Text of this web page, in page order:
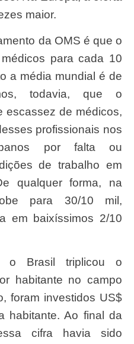
maior.
para cada 10
a média mundial é de
todavia, que o
escassez de médicos,
profissionais nos
por falta ou
de trabalho em
qualquer forma, na
para 30/10 mil,
em baixíssimos 2/10
habitante no campo
foram investidos US$
habitante. Ao final da
cifra havia sido